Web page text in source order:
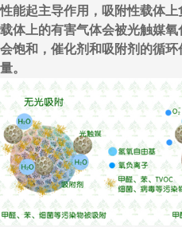
性能起主导作用，吸附性载体
载体上的有害气体会被光触媒
会饱和，催化剂和吸附剂的循
量。